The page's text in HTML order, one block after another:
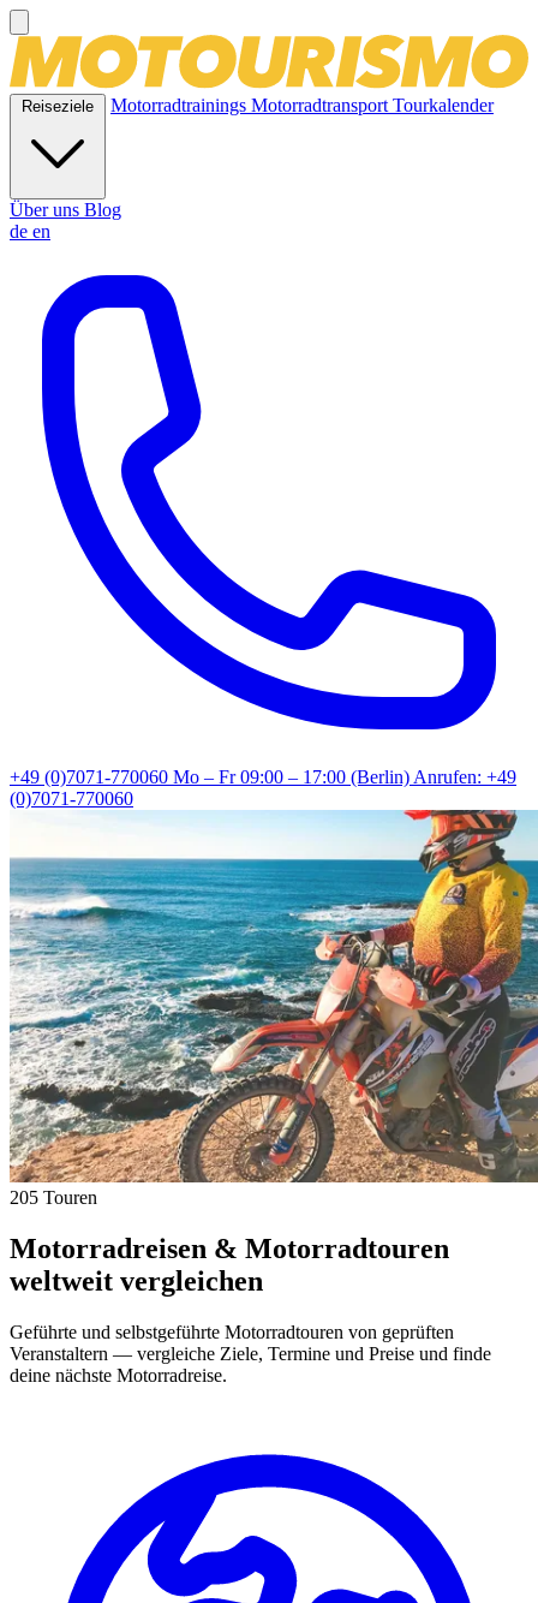
Reiseziele Motorradtrainings MotorradtransportTourkalender
Über uns Blog
de en
+49 (0)7071-770060 Mo – Fr 09:00 – 17:00 (Berlin)Anrufen: +49
(0)7071-770060
205 Touren
Motorradreisen & Motorradtouren
weltweit vergleichen
Geführte und selbstgeführte Motorradtouren von geprüften
Veranstaltern — vergleiche Ziele, Termine und Preise und finde
deine nächste Motorradreise.